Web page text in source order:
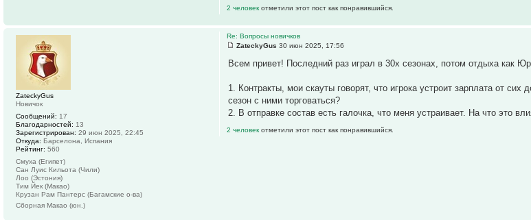
2 человекотметили этот пост как понравившийся.
Re: Вопросы новичков
ZateckyGus 30 июн 2025, 17:56
Всем привет! Последний раз играл в 30х сезонах, потом отдыха как
1. Контракты, мои скауты говорят, что игрока устроит зарплата от
сезон с ними торговаться?
2. В отправке состав есть галочка, что меня устраивает. На что это
2 человекотметили этот пост как понравившийся.
ZateckyGus
Новичок
Сообщений: 17
Благодарностей: 13
Зарегистрирован: 29 июн 2025, 22:45
Откуда: Барселона, Испания
Рейтинг: 560
Смуха (Египет)
Сан Луис Кильота (Чили)
Лоо (Эстония)
Тим Йек (Макао)
Крузан Рам Пантерс (Багамские о-ва)
Сборная Макао (юн.)